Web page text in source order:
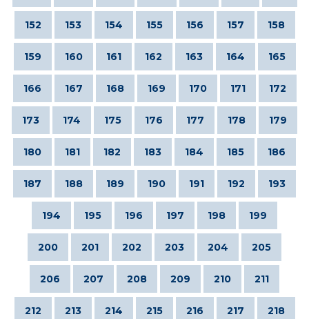
152 153 154 155 156 157 158
159 160 161 162 163 164 165
166 167 168 169 170 171 172
173 174 175 176 177 178 179
180 181 182 183 184 185 186
187 188 189 190 191 192 193
194 195 196 197 198 199
200 201 202 203 204 205
206 207 208 209 210 211
212 213 214 215 216 217 218